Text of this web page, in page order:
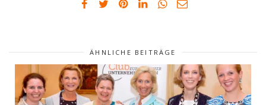
ÄHNLICHE BEITRÄGE